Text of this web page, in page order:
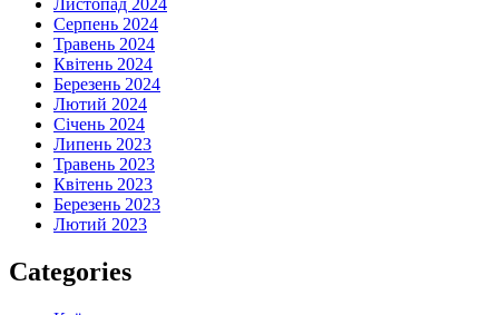
Серпень 2024
Травень 2024
Квітень 2024
Березень 2024
Лютий 2024
Січень 2024
Липень 2023
Травень 2023
Квітень 2023
Березень 2023
Лютий 2023
Categories